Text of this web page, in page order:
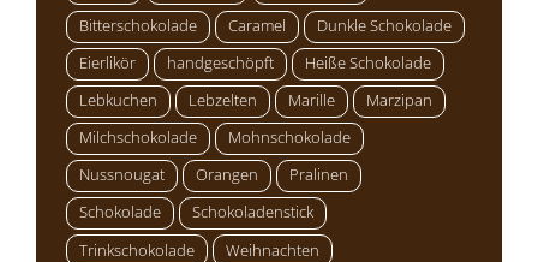
Bitterschokolade
Caramel
Dunkle Schokolade
Eierlikör
handgeschöpft
Heiße Schokolade
Lebkuchen
Lebzelten Marille
Marzipan
Milchschokolade
Mohnschokolade
Nussnougat
Orangen
Pralinen
Schokolade
Schokoladenstick
Trinkschokolade
Weihnachten